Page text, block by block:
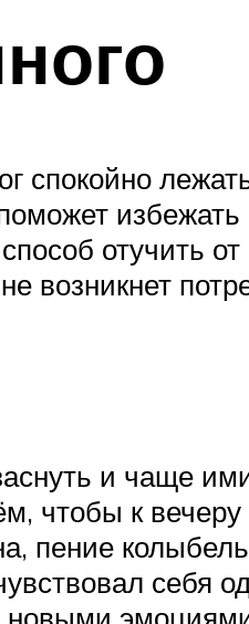
спокойно
отучить
и чаще
чтобы к вечеру
пение
себя
эмоциями